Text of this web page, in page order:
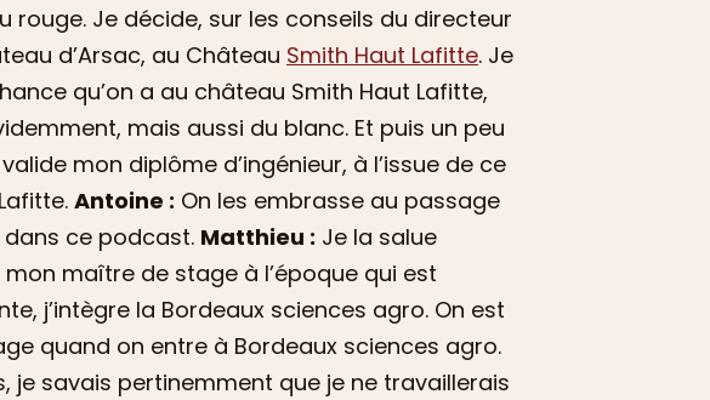
rouge. Je décide, sur les conseils du directeur
d’Arsac, au Château Smith Haut Lafitte. Je
qu’on a au château Smith Haut Lafitte,
mais aussi du blanc. Et puis un peu
mon diplôme d’ingénieur, à l’issue de ce
Antoine : On les embrasse au passage
ce podcast. Matthieu : Je la salue
maître de stage à l’époque qui est
j’intègre la Bordeaux sciences agro. On est
quand on entre à Bordeaux sciences agro.
je savais pertinemment que je ne travaillerais